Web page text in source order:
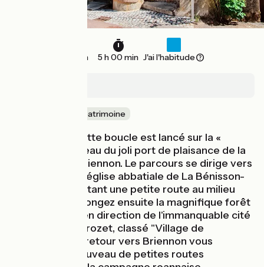
47 km 5 h 00 min J'ai l'habitude
Nature & petit patrimoine
Le départ de cette boucle est lancé sur la «
Véloire » au niveau du joli port de plaisance de la
commune de Briennon. Le parcours se dirige vers
la remarquable église abbatiale de La Bénisson-
Dieu en empruntant une petite route au milieu
des bois. Vous longez ensuite la magnifique forêt
de Lespinasse en direction de l'immanquable cité
médiévale Le Crozet, classé "Village de
caractère" ! Au retour vers Briennon vous
empruntez à nouveau de petites routes